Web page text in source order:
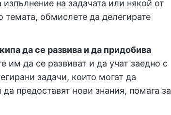
на задачата или някой от
обмислете да делегирате
да се развива и да придобива
им да се развиват и да учат заедно с
задачи, които могат да
предоставят нови знания, помага за